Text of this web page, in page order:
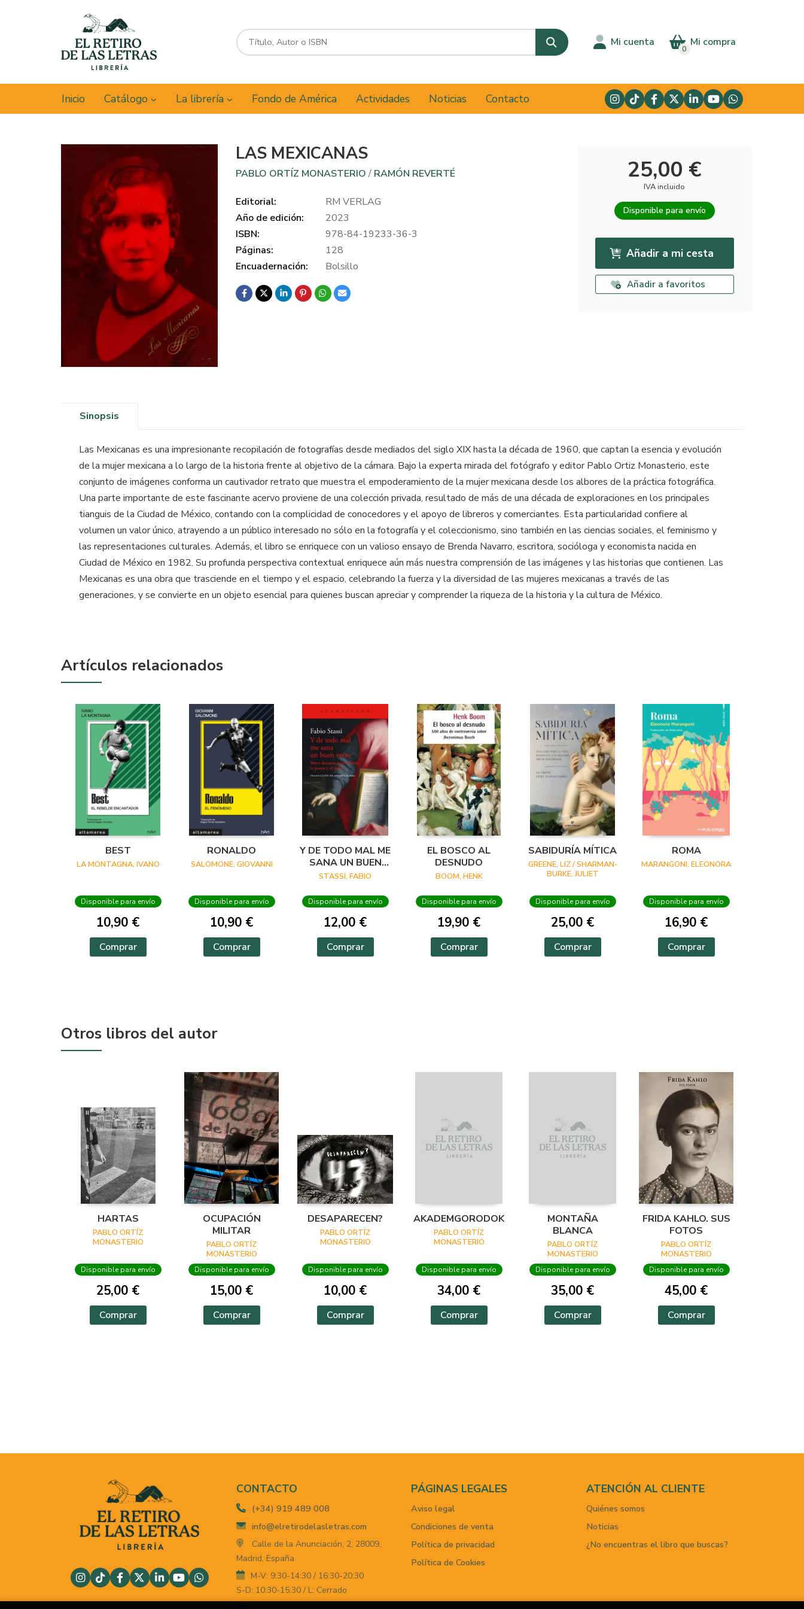
Mi cuenta Mi compra
0
Inicio Catálogo La librería Fondo de América Actividades Noticias Contacto
LAS MEXICANAS
PABLO ORTÍZ MONASTERIO / RAMÓN REVERTÉ
Editorial:
RM VERLAG
Año de edición:
2023
ISBN:
978-84-19233-36-3
Páginas:
128
Encuadernación:
Bolsillo
25,00 €
IVA incluido
Disponible para envío
Añadir a mi cesta
Añadir a favoritos
Sinopsis
Las Mexicanas es una impresionante recopilación de fotografías desde mediados del siglo XIX hasta la década de 1960, que captan la esencia y evolución
de la mujer mexicana a lo largo de la historia frente al objetivo de la cámara. Bajo la experta mirada del fotógrafo y editor Pablo Ortiz Monasterio, este
conjunto de imágenes conforma un cautivador retrato que muestra el empoderamiento de la mujer mexicana desde los albores de la práctica fotográfica.
Una parte importante de este fascinante acervo proviene de una colección privada, resultado de más de una década de exploraciones en los principales
tianguis de la Ciudad de México, contando con la complicidad de conocedores y el apoyo de libreros y comerciantes. Esta particularidad confiere al
volumen un valor único, atrayendo a un público interesado no sólo en la fotografía y el coleccionismo, sino también en las ciencias sociales, el feminismo y
las representaciones culturales. Además, el libro se enriquece con un valioso ensayo de Brenda Navarro, escritora, socióloga y economista nacida en
Ciudad de México en 1982. Su profunda perspectiva contextual enriquece aún más nuestra comprensión de las imágenes y las historias que contienen. Las
Mexicanas es una obra que trasciende en el tiempo y el espacio, celebrando la fuerza y la diversidad de las mujeres mexicanas a través de las
generaciones, y se convierte en un objeto esencial para quienes buscan apreciar y comprender la riqueza de la historia y la cultura de México.
Artículos relacionados
BEST
LA MONTAGNA, IVANO
Disponible para envío
10,90 €
Comprar
RONALDO
SALOMONE, GIOVANNI
Disponible para envío
10,90 €
Comprar
Y DE TODO MAL ME
SANA UN BUEN
VERSO
STASSI, FABIO
Disponible para envío
12,00 €
Comprar
EL BOSCO AL
DESNUDO
BOOM, HENK
Disponible para envío
19,90 €
Comprar
SABIDURÍA MÍTICA
GREENE, LIZ / SHARMAN-
BURKE, JULIET
Disponible para envío
25,00 €
Comprar
ROMA
MARANGONI, ELEONORA
Disponible para envío
16,90 €
Comprar
Otros libros del autor
HARTAS
PABLO ORTÍZ
MONASTERIO
Disponible para envío
25,00 €
Comprar
OCUPACIÓN
MILITAR
PABLO ORTÍZ
MONASTERIO
Disponible para envío
15,00 €
Comprar
DESAPARECEN?
PABLO ORTÍZ
MONASTERIO
Disponible para envío
10,00 €
Comprar
AKADEMGORODOK
PABLO ORTÍZ
MONASTERIO
Disponible para envío
34,00 €
Comprar
MONTAÑA
BLANCA
PABLO ORTÍZ
MONASTERIO
Disponible para envío
35,00 €
Comprar
FRIDA KAHLO. SUS
FOTOS
PABLO ORTÍZ
MONASTERIO
Disponible para envío
45,00 €
Comprar
CONTACTO
(+34) 919 489 008
info@elretirodelasletras.com
Calle de la Anunciación, 2, 28009,
Madrid, España
M-V: 9:30-14:30 / 16:30-20:30
S-D: 10:30-15:30 / L: Cerrado
PÁGINAS LEGALES
Aviso legal
Condiciones de venta
Política de privacidad
Política de Cookies
ATENCIÓN AL CLIENTE
Quiénes somos
Noticias
¿No encuentras el libro que buscas?